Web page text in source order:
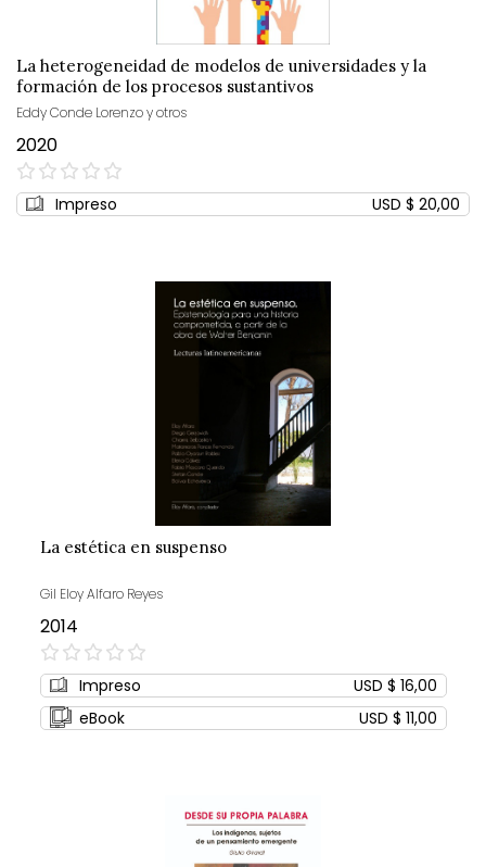
La heterogeneidad de modelos de universidades y la
formación de los procesos sustantivos
Eddy Conde Lorenzo y otros
2020
0%
Impreso USD $ 20,00
La estética en suspenso
Gil Eloy Alfaro Reyes
2014
0%
Impreso
USD $ 16,00
eBook
USD $ 11,00